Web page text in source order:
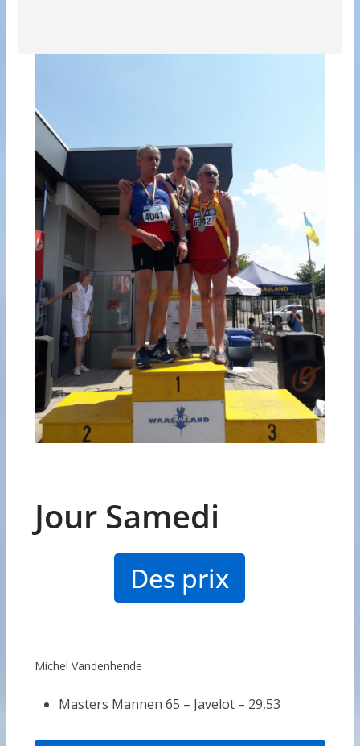
Jour Samedi
Des prix
Michel Vandenhende
Masters Mannen 65 – Javelot – 29,53